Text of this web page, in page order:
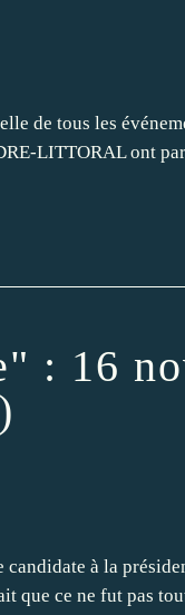
de tous les
LITTORAL ont
: 16
candidate à la
que ce ne fut pas